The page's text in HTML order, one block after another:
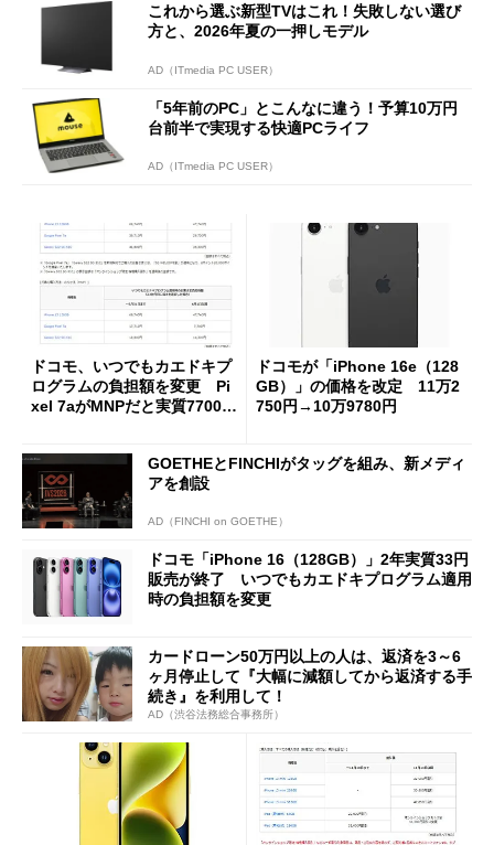
これから選ぶ新型TVはこれ！失敗しない選び
方と、2026年夏の一押しモデル
AD（ITmedia PC USER）
「5年前のPC」とこんなに違う！予算10万円
台前半で実現する快適PCライフ
AD（ITmedia PC USER）
ドコモ、いつでもカエドキプ
ログラムの負担額を変更 Pi
xel 7aがMNPだと実質7700円
ドコモが「iPhone 16e（128
GB）」の価格を改定 11万2
750円→10万9780円
GOETHEとFINCHIがタッグを組み、新メディ
アを創設
AD（FINCHI on GOETHE）
ドコモ「iPhone 16（128GB）」2年実質33円
販売が終了 いつでもカエドキプログラム適用
時の負担額を変更
カードローン50万円以上の人は、返済を3～6
ヶ月停止して『大幅に減額してから返済する手
続き』を利用して！
AD（渋谷法務総合事務所）